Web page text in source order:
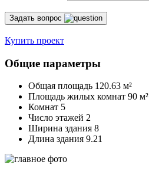
Задать вопрос
Купить проект
Общие параметры
Общая площадь 120.63 м²
Площадь жилых комнат 90 м²
Комнат 5
Число этажей 2
Ширина здания 8
Длина здания 9.21